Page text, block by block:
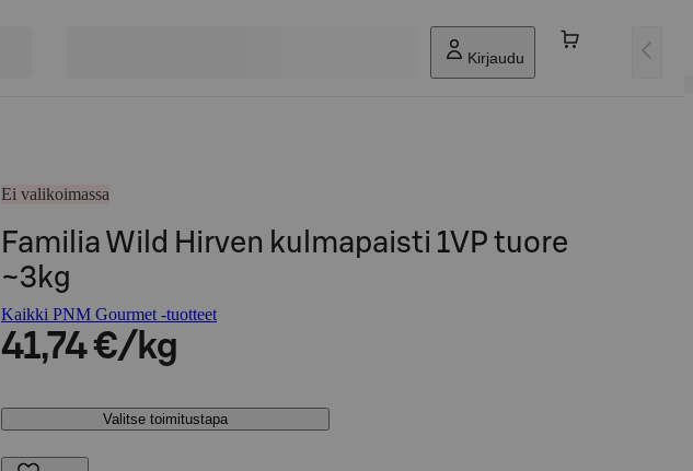
Kirjaudu
Ei valikoimassa
Familia Wild Hirven kulmapaisti 1VP tuore
~3kg
Kaikki PNM Gourmet -tuotteet
41,74 €/kg
Valitse toimitustapa